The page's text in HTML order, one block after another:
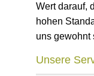
Wert darauf,
hohen
uns gewohnt
Unsere